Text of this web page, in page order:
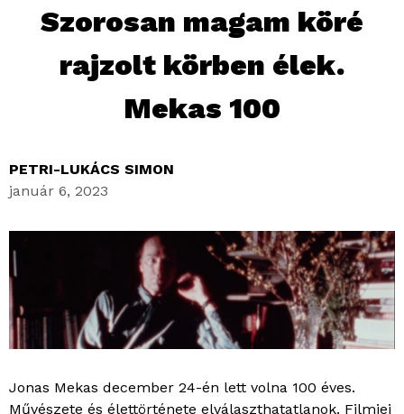
Szorosan magam köré
rajzolt körben élek.
Mekas 100
PETRI-LUKÁCS SIMON
január 6, 2023
Jonas Mekas december 24-én lett volna 100 éves.
Művészete és élettörténete elválaszthatatlanok. Filmjei